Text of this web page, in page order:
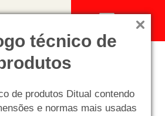
técnico de
de produtos Ditual contendo
e normas mais usadas
MENU